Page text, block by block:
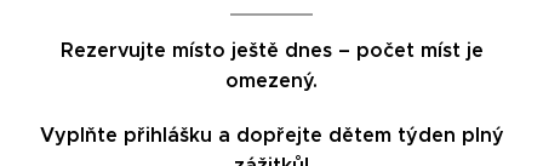
Rezervujte místo ještě dnes – počet míst je
omezený.
Vyplňte přihlášku a dopřejte dětem týden plný